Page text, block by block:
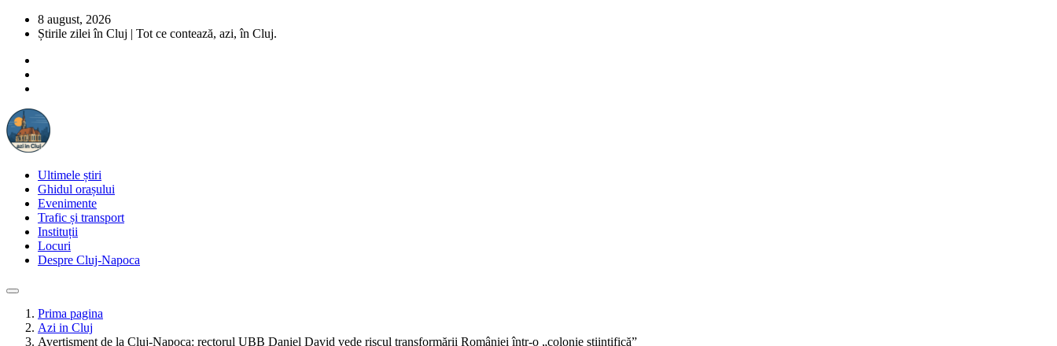
8 august, 2026
Știrile zilei în Cluj | Tot ce contează, azi, în Cluj.
Ultimele știri
Ghidul orașului
Evenimente
Trafic și transport
Instituții
Locuri
Despre Cluj-Napoca
Prima pagina
Azi in Cluj
Avertisment de la Cluj-Napoca: rectorul UBB Daniel David vede riscul transformării României într-o „colonie științifică”